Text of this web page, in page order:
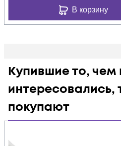
В корзину
Купившие то, чем
интересовались,
покупают